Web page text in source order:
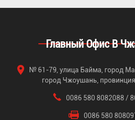
Главный Офис В
№ 61-79, улица Байма, город
город Чжоушань,
0086 580 8082088 /
0086 580